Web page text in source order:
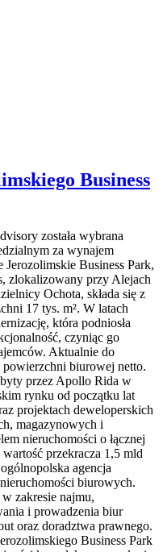
Business
została wybrana
za wynajem
Business Park,
zlokalizowany przy Alejach
Ochota, składa się z
17 tys. m². W latach
która podniosła
czyniąc go
Aktualnie do
powierzchni biurowej netto.
przez Apollo Rida w
rynku od początku lat
projektach deweloperskich
magazynowych i
nieruchomości o łącznej
przekracza 1,5 mld
agencja
biurowych.
zakresie najmu,
i prowadzenia biur
oraz doradztwa prawnego.
Business Park